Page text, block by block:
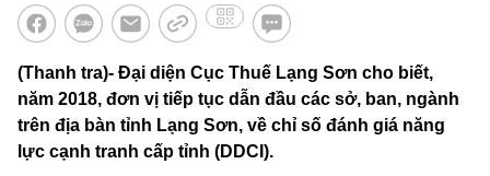
(Thanh tra)- Đại diện Cục Thuế Lạng Sơn cho biết,
năm 2018, đơn vị tiếp tục dẫn đầu các sở, ban, ngành
trên địa bàn tỉnh Lạng Sơn, về chỉ số đánh giá năng
lực cạnh tranh cấp tỉnh (DDCI).